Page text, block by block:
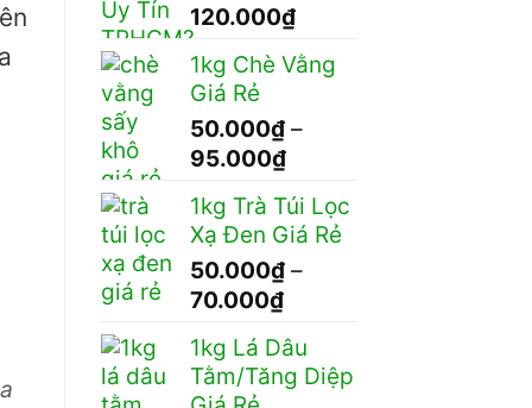
120.000₫
1kg Chè Vằng
Giá Rẻ
50.000₫ –
95.000₫Khoảng
từ
50.000₫
đến
1kg Trà Túi Lọc
Xạ Đen Giá Rẻ
50.000₫ –
70.000₫Khoảng
từ
50.000₫
1kg Lá Dâu
Tằm/Tăng Diệp